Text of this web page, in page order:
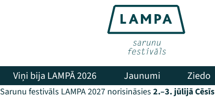
Viņi bija LAMPĀ 2026 Jaunumi Ziedo
Sarunu festivāls LAMPA 2027 norisināsies 2.–3. jūlijā Cēsīs